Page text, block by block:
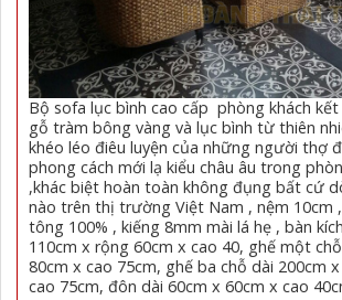
Bộ sofa lục bình cao cấp phòng khách
gỗ tràm bông vàng và lục bình từ thiên
khéo léo điêu luyện của những người thợ
phong cách mới lạ kiểu châu âu trong
,khác biệt hoàn toàn không đụng bất cứ
nào trên thị trường Việt Nam , nệm 10cm
tông 100% , kiếng 8mm mài lá hẹ , bàn
110cm x rộng 60cm x cao 40, ghế một
80cm x cao 75cm, ghế ba chỗ dài 200cm
cao 75cm, đôn dài 60cm x 60cm x cao